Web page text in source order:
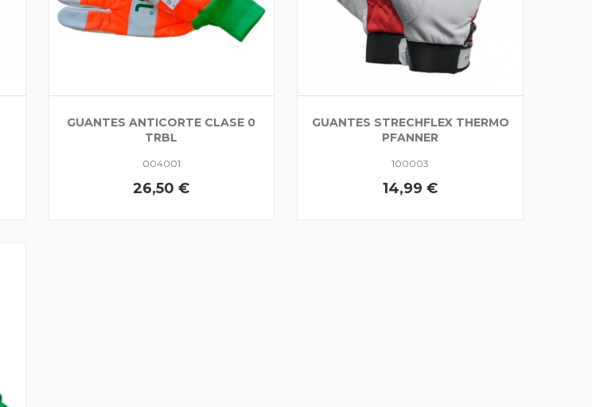
GUANTES ANTICORTE CLASE 0
TRBL
004001
26,50 €
GUANTES STRECHFLEX THERMO
PFANNER
100003
14,99 €